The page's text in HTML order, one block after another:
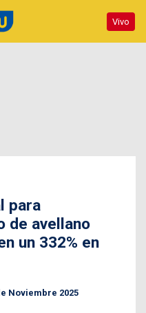
Vivo
para
de avellano
un 332% en
Noviembre 2025